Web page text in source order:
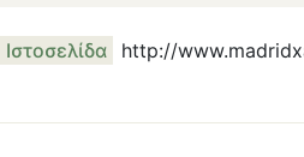
Ιστοσελίδα http://